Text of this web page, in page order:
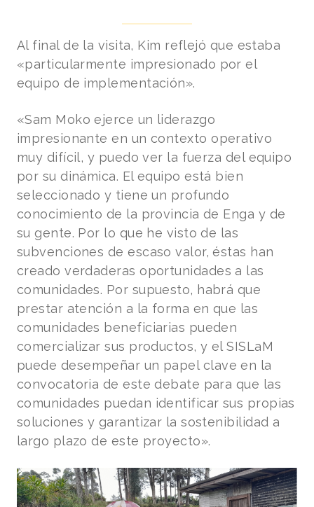
Al final de la visita, Kim reflejó que estaba
«particularmente impresionado por el
equipo de implementación».
«Sam Moko ejerce un liderazgo
impresionante en un contexto operativo
muy difícil, y puedo ver la fuerza del equipo
por su dinámica. El equipo está bien
seleccionado y tiene un profundo
conocimiento de la provincia de Enga y de
su gente. Por lo que he visto de las
subvenciones de escaso valor, éstas han
creado verdaderas oportunidades a las
comunidades. Por supuesto, habrá que
prestar atención a la forma en que las
comunidades beneficiarias pueden
comercializar sus productos, y el SISLaM
puede desempeñar un papel clave en la
convocatoria de este debate para que las
comunidades puedan identificar sus propias
soluciones y garantizar la sostenibilidad a
largo plazo de este proyecto».